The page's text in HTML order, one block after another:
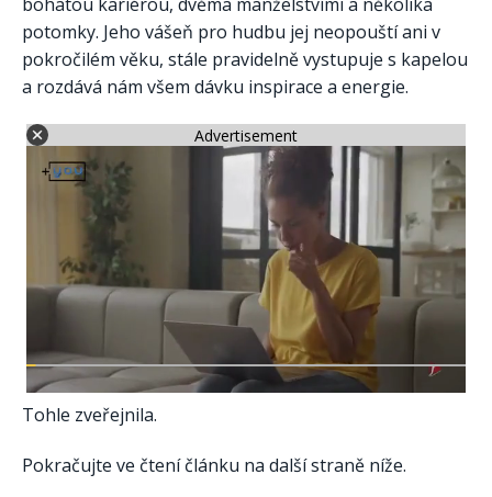
potomky. Jeho vášeň pro hudbu jej neopouští ani v
pokročilém věku, stále pravidelně vystupuje s kapelou
a rozdává nám všem dávku inspirace a energie.
Advertisement
Tohle zveřejnila.
Pokračujte ve čtení článku na další straně níže.